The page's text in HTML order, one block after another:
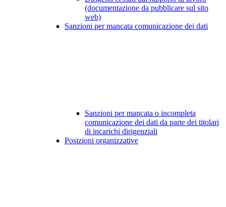
(documentazione da pubblicare sul sito
web)
Sanzioni per mancata comunicazione dei dati
Sanzioni per mancata o incompleta
comunicazione dei dati da parte dei titolari
di incarichi dirigenziali
Posizioni organizzative